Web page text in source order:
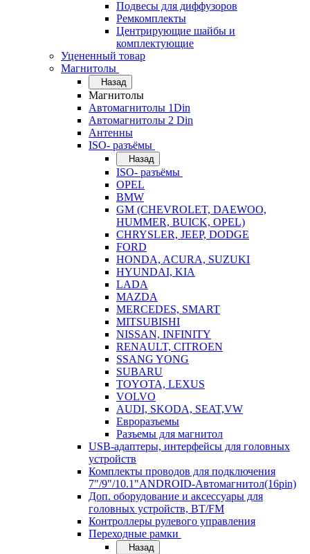
Подвесы для диффузоров
Ремкомплекты
Центрирующие шайбы и
комплектующие
Уцененный товар
Магнитолы
Назад
Магнитолы
Автомагнитолы 1Din
Автомагнитолы 2 Din
Антенны
ISO- разъёмы
Назад
ISO- разъёмы
OPEL
BMW
GM (CHEVROLET, DAEWOO,
HUMMER, BUICK, OPEL)
CHRYSLER, JEEP, DODGE
FORD
HONDA, ACURA, SUZUKI
HYUNDAI, KIA
LADA
MAZDA
MERCEDES, SMART
MITSUBISHI
NISSAN, INFINITY
RENAULT, CITROEN
SSANG YONG
SUBARU
TOYOTA, LEXUS
VOLVO
AUDI, SKODA, SEAT,VW
Евроразъемы
Разъемы для магнитол
USB-адаптеры, интерфейсы для головных
устройств
Комплекты проводов для подключения
7"/9"/10.1"ANDROID-Автомагнитол(16pin)
Доп. оборудование и аксессуары для
головных устройств, BT/FM
Контроллеры рулевого управления
Переходные рамки
Назад